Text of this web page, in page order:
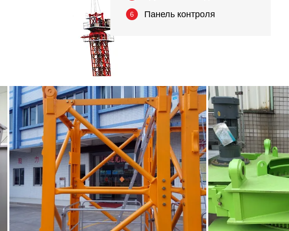
6 Панель контроля